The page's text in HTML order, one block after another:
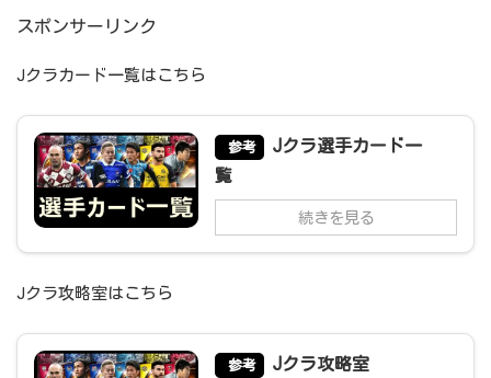
スポンサーリンク
Jクラカード一覧はこちら
参考
Jクラ選手カード一
覧
続きを見る
Jクラ攻略室はこちら
参考 Jクラ攻略室